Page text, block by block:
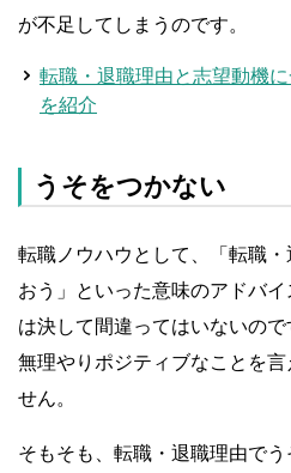
が不足してしまうのです。
転職・退職理由と志望動機
を紹介
うそをつかない
転職ノウハウとして、「転職
おう」といった意味のアドバ
は決して間違ってはいないの
無理やりポジティブなことを
せん。
そもそも、転職・退職理由で